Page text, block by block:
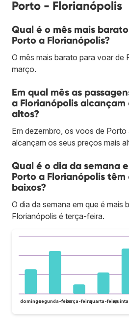
Porto - Florianópolis
Qual é o mês mais
Porto a Florianópolis?
O mês mais barato para voar de
março.
Em qual mês as
a Florianópolis alcançam
altos?
Em dezembro, os voos de Porto
alcançam os seus preços mais
Qual é o dia da semana
Porto a Florianópolis têm
baixos?
O dia da semana em que é mais
Florianópolis é terça-feira.
domingosegunda-feiraterça-feiraquarta-feira